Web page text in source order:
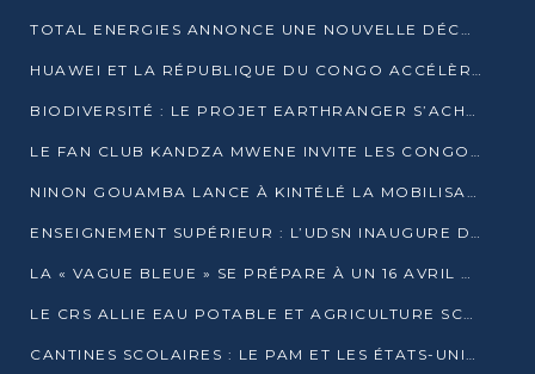
TOTAL ENERGIES ANNONCE UNE NOUVELLE DÉCOUVERTE D’HYDROCARBURES SUR LE PERMIS MOHO AU LARGE DU CONGO
HUAWEI ET LA RÉPUBLIQUE DU CONGO ACCÉLÈRENT LEUR PARTENARIAT
BIODIVERSITÉ : LE PROJET EARTHRANGER S’ACHÈVE, MAIS LES DÉFIS DEMEURENT
LE FAN CLUB KANDZA MWENE INVITE LES CONGOLAIS À UNE FORTE AFFLUENCE AU STADE DE KINTÉLÉ
NINON GOUAMBA LANCE À KINTÉLÉ LA MOBILISATION POUR L’INVESTITURE DR DSN
ENSEIGNEMENT SUPÉRIEUR : L’UDSN INAUGURE DES LABORATOIRES POUR BOOSTER LA FORMATION PRATIQUE
LA « VAGUE BLEUE » SE PRÉPARE À UN 16 AVRIL HISTORIQUE
LE CRS ALLIE EAU POTABLE ET AGRICULTURE SCOLAIRE AU CŒUR DE LA TRANSFORMATION DES ÉCOLES RURALES
CANTINES SCOLAIRES : LE PAM ET LES ÉTATS-UNIS AU CONTACT DES ÉCOLIERS DE KINKALA